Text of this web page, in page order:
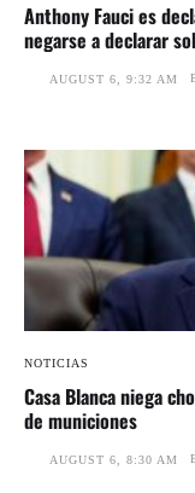
Anthony Fauci es
negarse a declarar
AUGUST 6, 9:32 AM
NOTICIAS
Casa Blanca niega
de municiones
AUGUST 6, 8:30 AM